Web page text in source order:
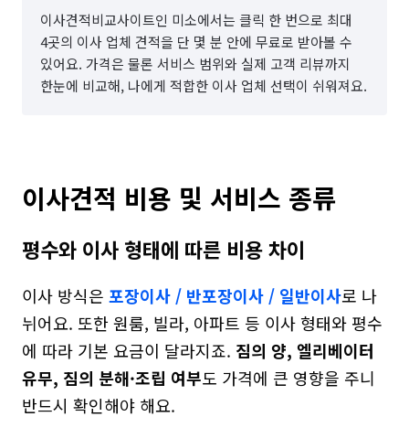
이사견적비교사이트인 미소에서는 클릭 한 번으로 최대
4곳의 이사 업체 견적을 단 몇 분 안에 무료로 받아볼 수
있어요. 가격은 물론 서비스 범위와 실제 고객 리뷰까지
한눈에 비교해, 나에게 적합한 이사 업체 선택이 쉬워져요.
이사견적 비용 및 서비스 종류
평수와 이사 형태에 따른 비용 차이
이사 방식은 포장이사 / 반포장이사 / 일반이사로 나
뉘어요. 또한 원룸, 빌라, 아파트 등 이사 형태와 평수
에 따라 기본 요금이 달라지죠. 짐의 양, 엘리베이터
유무, 짐의 분해·조립 여부도 가격에 큰 영향을 주니
반드시 확인해야 해요.